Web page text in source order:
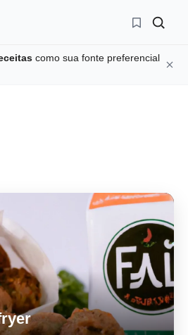
como sua fonte preferencial